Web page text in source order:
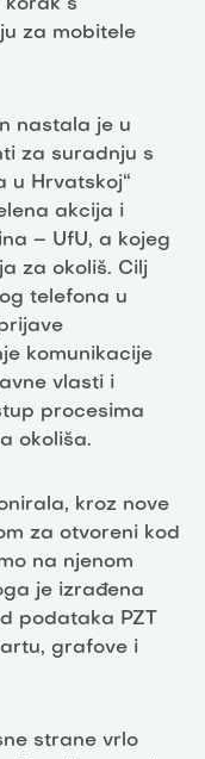
korak s
za mobitele
nastala je u
za suradnju s
u Hrvatskoj“
akcija i
– UfU, a kojeg
za okoliš. Cilj
telefona u
komunikacije
vlasti i
procesima
okoliša.
kroz nove
za otvoreni kod
na njenom
je izrađena
podataka PZT
grafove i
strane vrlo